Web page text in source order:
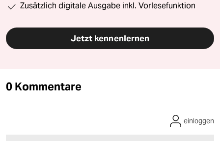
Zusätzlich digitale Ausgabe inkl. Vorlesefunktion
Jetzt kennenlernen
0 Kommentare
einloggen